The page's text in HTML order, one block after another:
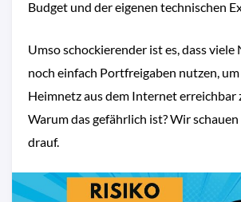
Budget und der eigenen technischen
Umso schockierender ist es, dass
noch einfach Portfreigaben nutzen,
Heimnetz aus dem Internet erreichbar
Warum das gefährlich ist? Wir
drauf.